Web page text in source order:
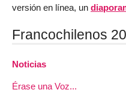
versión en línea, un
Francochilenos
Noticias
Érase una Voz...